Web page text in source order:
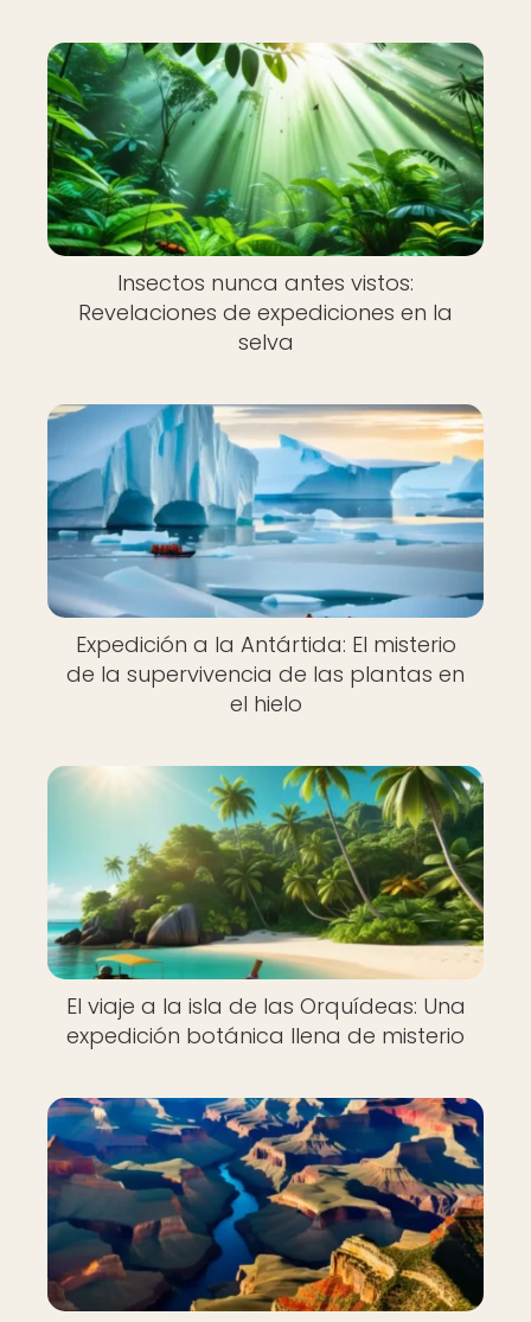
Insectos nunca antes vistos:
Revelaciones de expediciones en la
selva
Expedición a la Antártida: El misterio
de la supervivencia de las plantas en
el hielo
El viaje a la isla de las Orquídeas: Una
expedición botánica llena de misterio